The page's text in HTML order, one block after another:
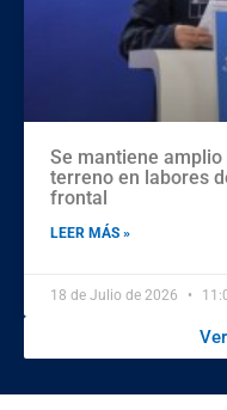
Se mantiene
terreno en labores
frontal
LEER MÁS »
18 de Julio de 2026